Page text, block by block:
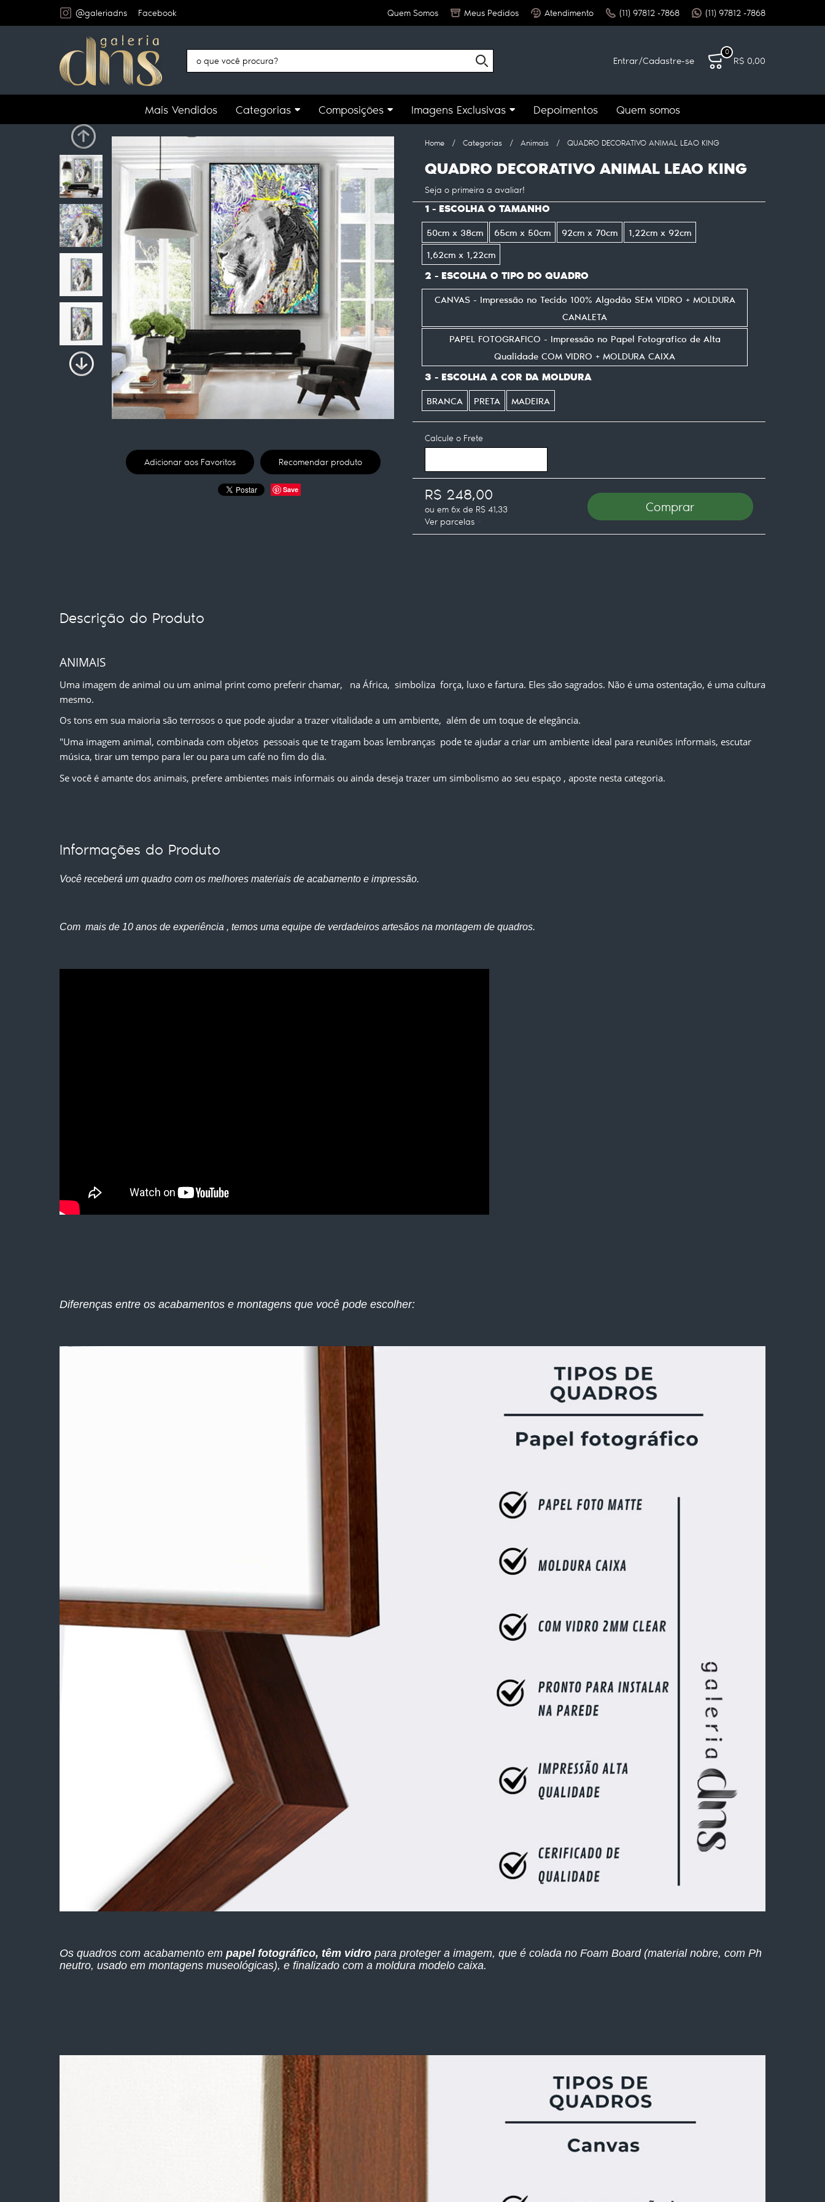
@galeriadns Facebook Quem Somos Meus Pedidos Atendimento (11) 97812 -7868 (11) 97812 -7868
Entrar/Cadastre-se
0
R$ 0,00
Mais Vendidos Categorias Composições Imagens Exclusivas Depoimentos Quem somos
Adicionar aos Favoritos Recomendar produto
Save
Home Categorias Animais QUADRO DECORATIVO ANIMAL LEAO KING
QUADRO DECORATIVO ANIMAL LEAO KING
Seja o primeira a avaliar!
1 - ESCOLHA O TAMANHO
50cm x 38cm 65cm x 50cm 92cm x 70cm
1,22cm x 92cm
1,62cm x 1,22cm
2 - ESCOLHA O TIPO DO QUADRO
CANVAS - Impressão no Tecido 100% Algodão SEM VIDRO + MOLDURA
CANALETA
PAPEL FOTOGRAFICO - Impressão no Papel Fotografico de Alta
Qualidade COM VIDRO + MOLDURA CAIXA
3 - ESCOLHA A COR DA MOLDURA
BRANCA PRETA MADEIRA
R$ 248,00
ou em 6x de R$ 41,33
Ver parcelas
Comprar
Calcule o Frete
Descrição do Produto
ANIMAIS
Uma imagem de animal ou um animal print como preferir chamar,   na África,  simboliza  força, luxo e fartura. Eles são sagrados. Não é uma ostentação, é uma cultura
mesmo.
Os tons em sua maioria são terrosos o que pode ajudar a trazer vitalidade a um ambiente,  além de um toque de elegância.
"Uma imagem animal, combinada com objetos  pessoais que te tragam boas lembranças  pode te ajudar a criar um ambiente ideal para reuniões informais, escutar
música, tirar um tempo para ler ou para um café no fim do dia.
Se você é amante dos animais, prefere ambientes mais informais ou ainda deseja trazer um simbolismo ao seu espaço , aposte nesta categoria.
Informações do Produto
Você receberá um quadro com os melhores materiais de acabamento e impressão.
Com mais de 10 anos de experiência , temos uma equipe de verdadeiros artesãos na montagem de quadros.
Diferenças entre os acabamentos e montagens que você pode escolher:
Os quadros com acabamento em papel fotográfico, têm vidro para proteger a imagem, que é colada no Foam Board (material nobre, com Ph
neutro, usado em montagens museológicas), e finalizado com a moldura modelo caixa.